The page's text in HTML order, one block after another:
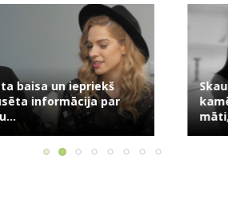
Skaudrs sievietes stāsts:
kamēr kopu savu nevarīgo
māti,...